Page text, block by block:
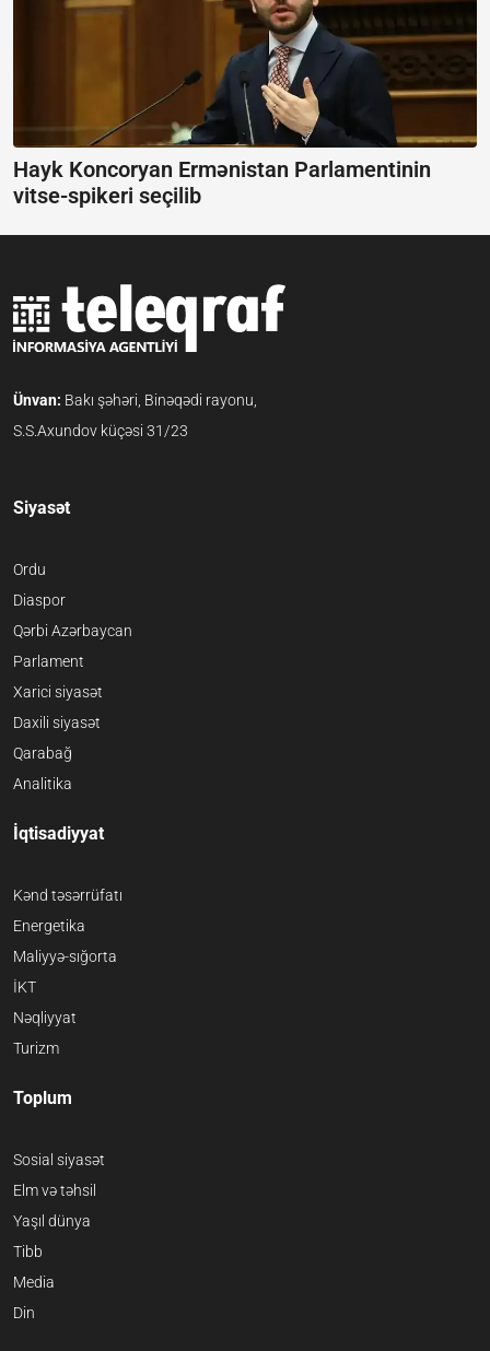
Hayk Koncoryan Ermənistan Parlamentinin
vitse-spikeri seçilib
Ünvan: Bakı şəhəri, Binəqədi rayonu,
S.S.Axundov küçəsi 31/23
Siyasət
Ordu
Diaspor
Qərbi Azərbaycan
Parlament
Xarici siyasət
Daxili siyasət
Qarabağ
Analitika
İqtisadiyyat
Kənd təsərrüfatı
Energetika
Maliyyə-sığorta
İKT
Nəqliyyat
Turizm
Toplum
Sosial siyasət
Elm və təhsil
Yaşıl dünya
Tibb
Media
Din